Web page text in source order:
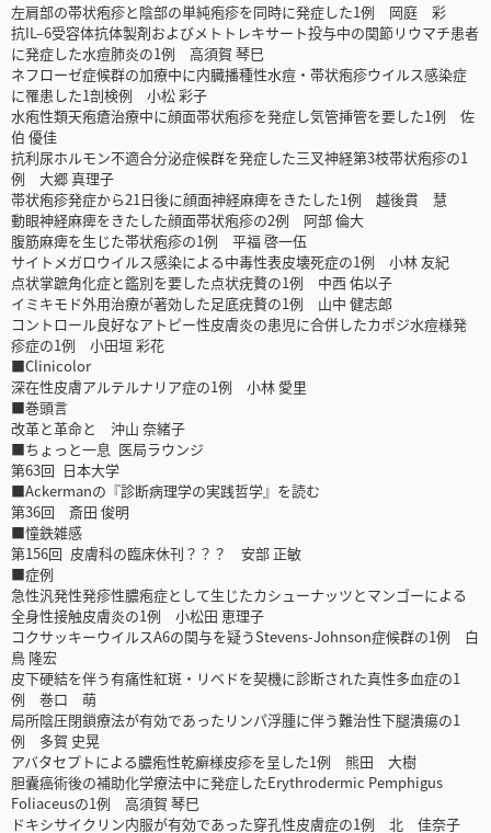
左肩部の帯状疱疹と陰部の単純疱疹を同時に発症した1例 岡庭 彩
抗IL‒6受容体抗体製剤およびメトトレキサート投与中の関節リウマチ患者
に発症した水痘肺炎の1例 高須賀 琴巳
ネフローゼ症候群の加療中に内臓播種性水痘・帯状疱疹ウイルス感染症
に罹患した1剖検例 小松 彩子
水疱性類天疱瘡治療中に顔面帯状疱疹を発症し気管挿管を要した1例 佐
伯 優佳
抗利尿ホルモン不適合分泌症候群を発症した三叉神経第3枝帯状疱疹の1
例 大郷 真理子
帯状疱疹発症から21日後に顔面神経麻痺をきたした1例 越後貫 慧
動眼神経麻痺をきたした顔面帯状疱疹の2例 阿部 倫大
腹筋麻痺を生じた帯状疱疹の1例 平福 啓一伍
サイトメガロウイルス感染による中毒性表皮壊死症の1例 小林 友紀
点状掌蹠角化症と鑑別を要した点状疣贅の1例 中西 佑以子
イミキモド外用治療が著効した足底疣贅の1例 山中 健志郎
コントロール良好なアトピー性皮膚炎の患児に合併したカポジ水痘様発
疹症の1例 小田垣 彩花
■Clinicolor
深在性皮膚アルテルナリア症の1例 小林 愛里
■巻頭言
改革と革命と 沖山 奈緒子
■ちょっと一息 医局ラウンジ
第63回 日本大学
■Ackermanの『診断病理学の実践哲学』を読む
第36回 斎田 俊明
■憧鉄雑感
第156回 皮膚科の臨床休刊？？？ 安部 正敏
■症例
急性汎発性発疹性膿疱症として生じたカシューナッツとマンゴーによる
全身性接触皮膚炎の1例 小松田 恵理子
コクサッキーウイルスA6の関与を疑うStevens-Johnson症候群の1例 白
鳥 隆宏
皮下硬結を伴う有痛性紅斑・リベドを契機に診断された真性多血症の1
例 巻口 萌
局所陰圧閉鎖療法が有効であったリンパ浮腫に伴う難治性下腿潰瘍の1
例 多賀 史晃
アバタセプトによる膿疱性乾癬様皮疹を呈した1例 熊田 大樹
胆囊癌術後の補助化学療法中に発症したErythrodermic Pemphigus
Foliaceusの1例 高須賀 琴巳
ドキシサイクリン内服が有効であった穿孔性皮膚症の1例 北 佳奈子